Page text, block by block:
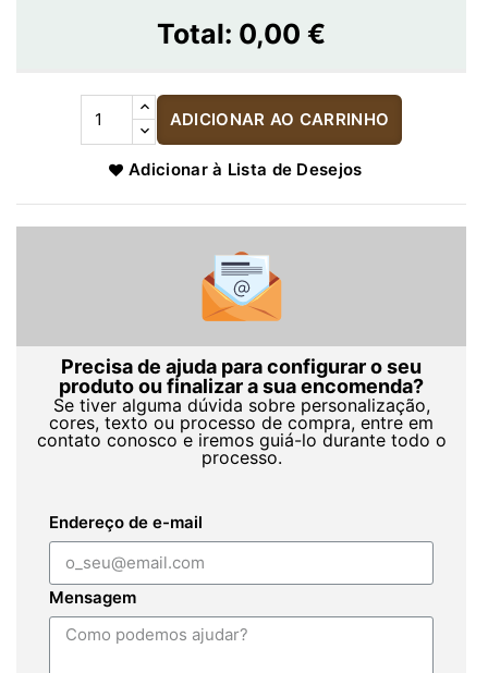
Total: 0,00 €
ADICIONAR AO CARRINHO
Adicionar à Lista de Desejos
Precisa de ajuda para configurar o seu
produto ou finalizar a sua encomenda?
Se tiver alguma dúvida sobre personalização,
cores, texto ou processo de compra, entre em
contato conosco e iremos guiá-lo durante todo o
processo.
Endereço de e-mail
Mensagem